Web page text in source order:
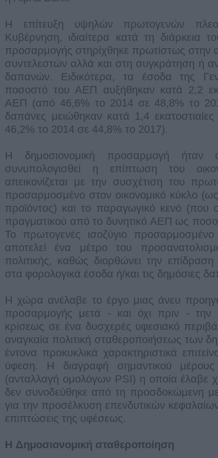
Η επίτευξη υψηλών πρωτογενών
Κυβέρνηση, ιδιαίτερα κατά τη διάρκεια
προσαρμογής στηρίχθηκε πρωτίστως στην
συντελεστών αλλά και στη συγκράτηση ή
δαπανών. Ειδικότερα, τα έσοδα της
ποσοστό του ΑΕΠ αυξήθηκαν κατά 2,2
ΑΕΠ (από 46,6% το 2014 σε 48,8% το
δαπάνες μειώθηκαν κατά 1,4
46,2% το 2014 σε 44,8% το 2017).
Η δημοσιονομική προσαρμογή ήταν
συνυπολογισθεί η επίπτωση του
απεικονίζεται με την συσχέτιση του
προσαρμοσμένο στον οικονομικό κύκλο
προϊόντος) και το παραγωγικό κενό (που
πραγματικού από το δυνητικό ΑΕΠ ως
Το πρωτογενές ισοζύγιο προσαρμοσμένο
αποτελεί ένα μέτρο του
πολιτικής, καθώς διορθώνει την
στα φορολογικά έσοδα ή/και τις δημόσιες
Η χώρα ανέλαβε το έργο μιας άνευ
προσαρμογής μετά - και όχι πριν - την
κρίσεως σε ένα δυσχερές υφεσιακό
αναγκαία πολιτική σταθεροποιήσεως των
έντονα προκυκλικά χαρακτηριστικά
ύφεση. Η διαγραφή σημαντικού
(ανταλλαγή ομολόγων PSI) η οποία έλαβε
δεν συνοδεύθηκε από τη προσδοκώμενη
για την προσέλκυση επενδυτικών
επιπτώσεις της υφέσεως.
H Δημοσιονομική σταθεροποίηση